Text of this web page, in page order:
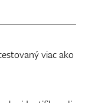
viac ako